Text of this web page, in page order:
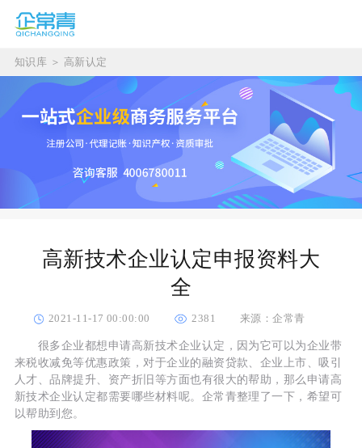
知识库 ＞ 高新认定
高新技术企业认定申报资料大
全
2021-11-17 00:00:00 2381 来源：企常青
很多企业都想申请高新技术企业认定，因为它可以为企业带
来税收减免等优惠政策，对于企业的融资贷款、企业上市、吸引
人才、品牌提升、资产折旧等方面也有很大的帮助，那么申请高
新技术企业认定都需要哪些材料呢。企常青整理了一下，希望可
以帮助到您。